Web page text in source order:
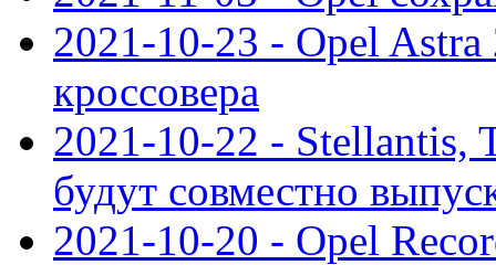
2021-10-23 - Opel Astra
кроссовера
2021-10-22 - Stellantis,
будут совместно
2021-10-20 - Opel